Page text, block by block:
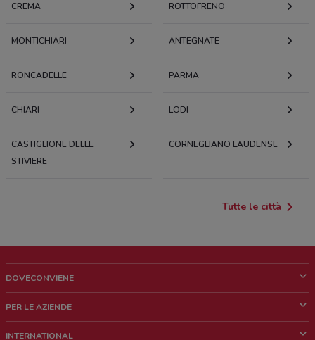
CREMA ROTTOFRENO
MONTICHIARI ANTEGNATE
RONCADELLE PARMA
CHIARI LODI
CASTIGLIONE DELLE
STIVIERE
CORNEGLIANO LAUDENSE
Tutte le città
DOVECONVIENE
Chi siamo
PER LE AZIENDE
INTERNATIONAL